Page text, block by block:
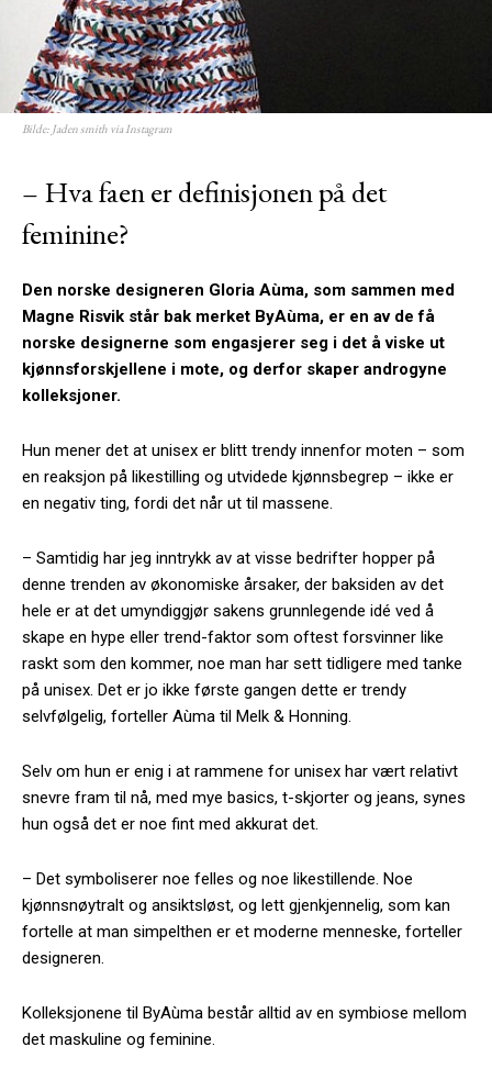
Bilde: Jaden smith via Instagram
– Hva faen er definisjonen på det
feminine?
Den norske designeren Gloria Aùma, som sammen med
Magne Risvik står bak merket ByAùma, er en av de få
norske designerne som engasjerer seg i det å viske ut
kjønnsforskjellene i mote, og derfor skaper androgyne
kolleksjoner.
Hun mener det at unisex er blitt trendy innenfor moten – som
en reaksjon på likestilling og utvidede kjønnsbegrep – ikke er
en negativ ting, fordi det når ut til massene.
– Samtidig har jeg inntrykk av at visse bedrifter hopper på
denne trenden av økonomiske årsaker, der baksiden av det
hele er at det umyndiggjør sakens grunnlegende idé ved å
skape en hype eller trend-faktor som oftest forsvinner like
raskt som den kommer, noe man har sett tidligere med tanke
på unisex. Det er jo ikke første gangen dette er trendy
selvfølgelig, forteller Aùma til Melk & Honning.
Selv om hun er enig i at rammene for unisex har vært relativt
snevre fram til nå, med mye basics, t-skjorter og jeans, synes
hun også det er noe fint med akkurat det.
– Det symboliserer noe felles og noe likestillende. Noe
kjønnsnøytralt og ansiktsløst, og lett gjenkjennelig, som kan
fortelle at man simpelthen er et moderne menneske, forteller
designeren.
Kolleksjonene til ByAùma består alltid av en symbiose mellom
det maskuline og feminine.